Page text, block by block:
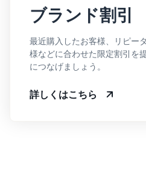
ブランド割引
最近購入したお客様、リピー
様などに合わせた限定割引を
につなげましょう。
詳しくはこちら